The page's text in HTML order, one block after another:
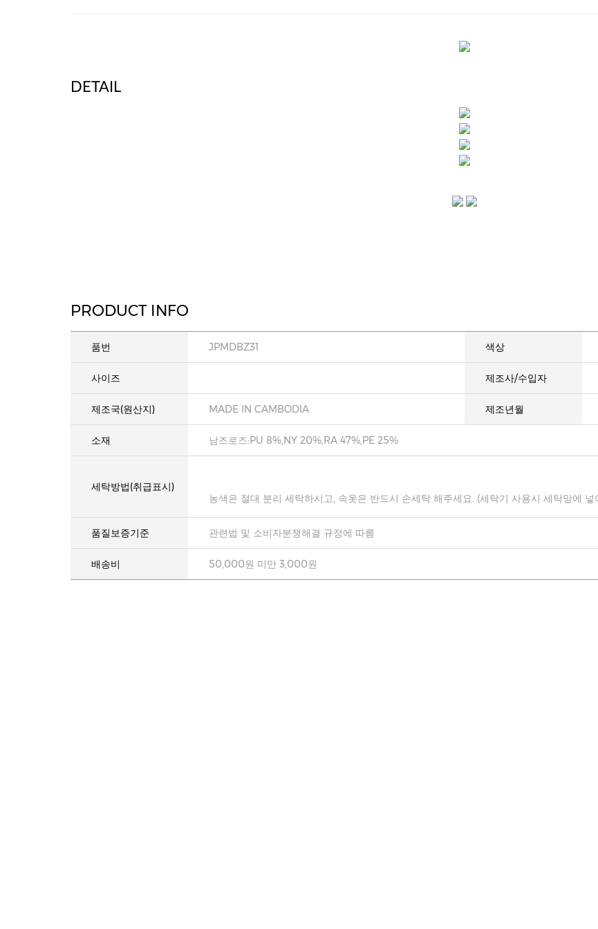
DETAIL
PRODUCT INFO
품번 JPMDBZ31 색상
사이즈 제조사/수입자
제조국(원산지) MADE IN CAMBODIA 제조년월
소재 남즈로즈:PU 8%,NY 20%,RA 47%,PE 25%
세탁방법(취급표시)
농색은 절대 분리 세탁하시고, 속옷은 반드시 손세탁 해주세요. (세탁기 사용시 세탁망에
품질보증기준 관련법 및 소비자분쟁해결 규정에 따름
배송비 50,000원 미만 3,000원